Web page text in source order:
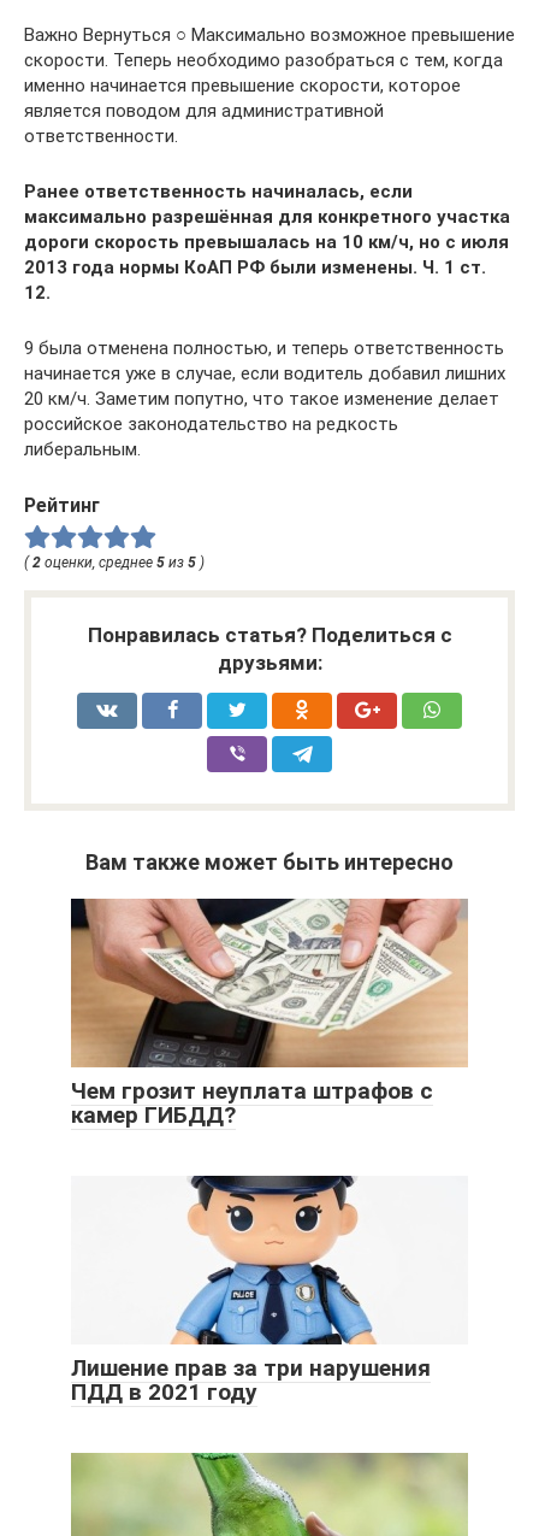
Важно Вернуться ○ Максимально возможное превышение
скорости. Теперь необходимо разобраться с тем, когда
именно начинается превышение скорости, которое
является поводом для административной
ответственности.
Ранее ответственность начиналась, если
максимально разрешённая для конкретного участка
дороги скорость превышалась на 10 км/ч, но с июля
2013 года нормы КоАП РФ были изменены. Ч. 1 ст.
12.
9 была отменена полностью, и теперь ответственность
начинается уже в случае, если водитель добавил лишних
20 км/ч. Заметим попутно, что такое изменение делает
российское законодательство на редкость
либеральным.
Рейтинг
(2 оценки, среднее 5 из 5 )
Понравилась статья? Поделиться с
друзьями:
Вам также может быть интересно
Чем грозит неуплата штрафов c
камер ГИБДД?
Лишение прав за три нарушения
ПДД в 2021 году